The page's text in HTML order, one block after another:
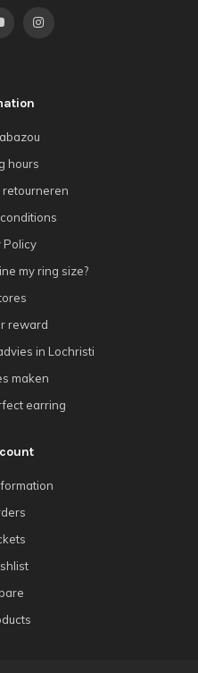
hours
retourneren
Policy
my ring size?
reward
in Lochristi
maken
earring